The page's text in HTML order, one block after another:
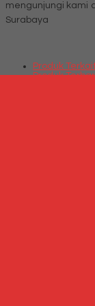
mengunjungi kami
Surabaya
Produk
Produk